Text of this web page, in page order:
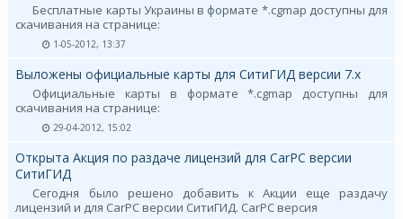
Бесплатные карты Украины в формате *.cgmap доступны для
скачивания на странице:
1-05-2012, 13:37
Выложены официальные карты для СитиГИД версии 7.х
Официальные карты в формате *.cgmap доступны для
скачивания на странице:
29-04-2012, 15:02
Открыта Акция по раздаче лицензий для CarPC версии
СитиГИД
Сегодня было решено добавить к Акции еще раздачу
лицензий и для CarPC версии СитиГИД. CarPC версия